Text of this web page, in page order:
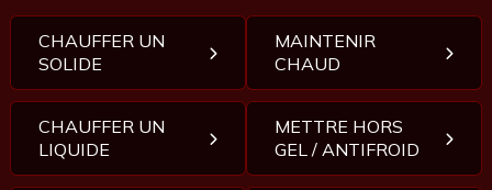
CHAUFFER UN
SOLIDE
CHAUFFER UN
LIQUIDE
MAINTENIR
CHAUD
METTRE HORS
GEL / ANTIFROID